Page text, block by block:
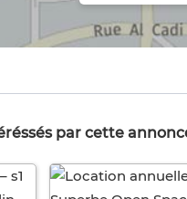
par cette